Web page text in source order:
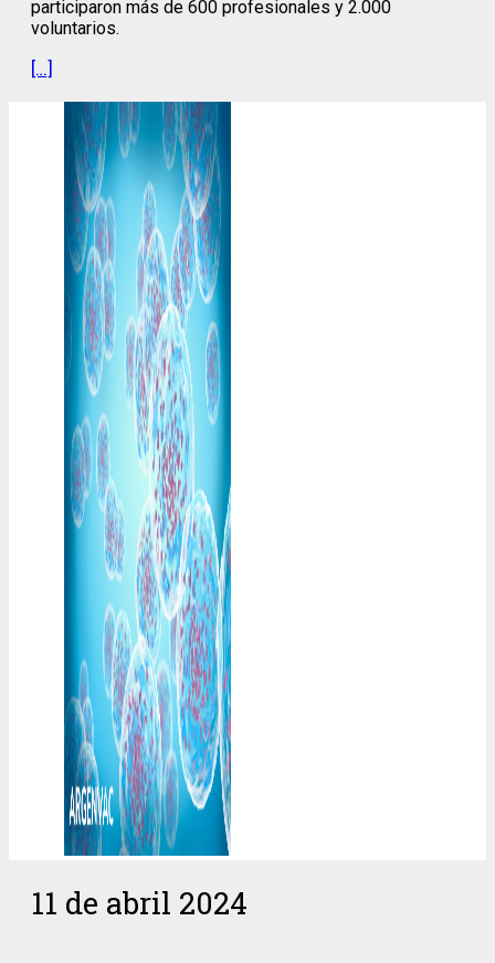
participaron más de 600 profesionales y 2.000
voluntarios.
[…]
11 de abril 2024